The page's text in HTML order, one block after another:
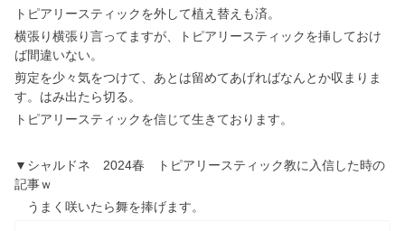
トピアリースティックを外して植え替えも済。
横張り横張り言ってますが、トピアリースティックを挿しておけ
ば間違いない。
剪定を少々気をつけて、あとは留めてあげればなんとか収まりま
す。はみ出たら切る。
トピアリースティックを信じて生きております。
▼シャルドネ 2024春 トピアリースティック教に入信した時の
記事ｗ
うまく咲いたら舞を捧げます。